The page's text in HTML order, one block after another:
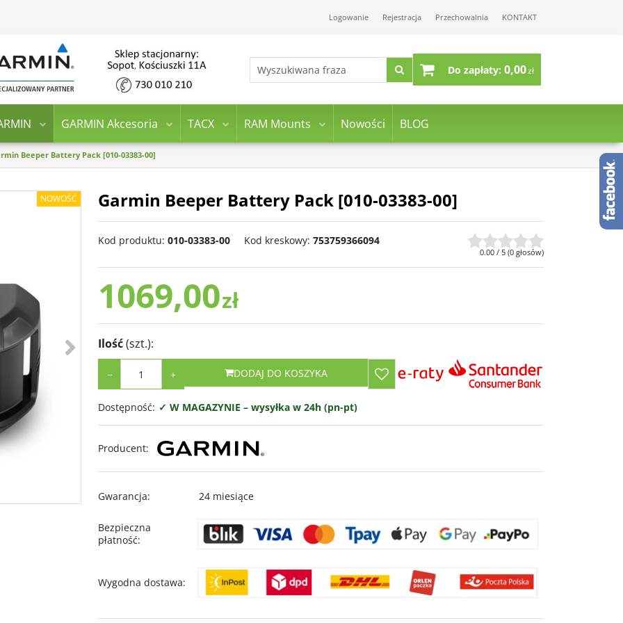
Logowanie Rejestracja Przechowalnia KONTAKT
Do zapłaty: 0,00zł
GARMIN Akcesoria TACX RAM Mounts Nowości BLOG
Beeper Battery Pack [010-03383-00]
NOWOŚĆ Garmin Beeper Battery Pack [010-03383-00]
Kod produktu: 010-03383-00 Kod kreskowy: 753759366094
0.00 / 5 (0 głosów)
1069,00zł
Ilość(szt.):
− + DODAJ DO KOSZYKA
Dostępność: ✓ W MAGAZYNIE – wysyłka w 24h (pn-pt)
Producent:
Gwarancja: 24 miesiące
Bezpieczna
płatność:
Wygodna dostawa: